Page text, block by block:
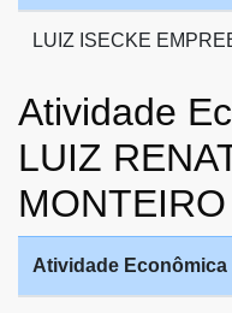
LUIZ ISECKE
Atividade
LUIZ
Atividade Econômica